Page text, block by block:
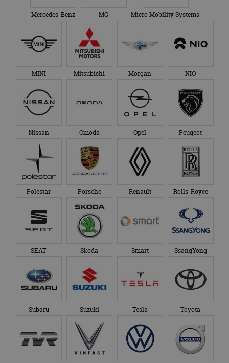
Mercedes-Benz MG Micro Mobility Systems
MINI Mitsubishi Morgan NIO
Nissan Omoda Opel Peugeot
Polestar Porsche Renault Rolls-Royce
SEAT Skoda Smart SsangYong
Subaru Suzuki Tesla Toyota
maand
gebruikt door
Google Analytics
gezien voordat hij de